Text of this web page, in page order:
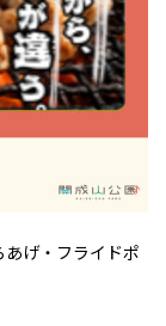
げ・フライドポ